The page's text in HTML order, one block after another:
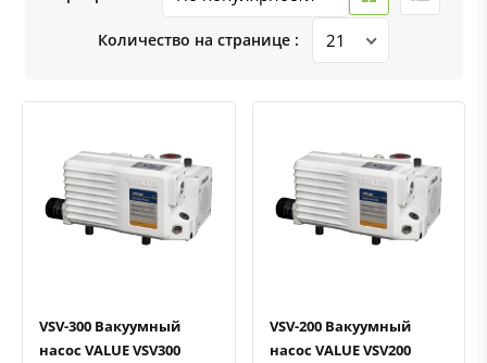
Количество на странице :
Быстрый просмотр
Добавить к сравнению
Добавить в избранное
VSV-300 Вакуумный
насос VALUE VSV300
Быстрый просмотр
Добавить к сравнению
Добавить в избранное
VSV-200 Вакуумный
насос VALUE VSV200